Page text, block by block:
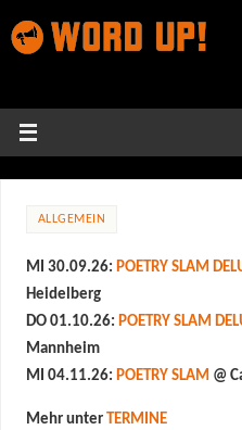
ALLGEMEIN
MI 30.09.26: POETRY SLAM
Heidelberg
DO 01.10.26: POETRY SLAM
Mannheim
MI 04.11.26: POETRY SLAM @
Mehr unter TERMINE